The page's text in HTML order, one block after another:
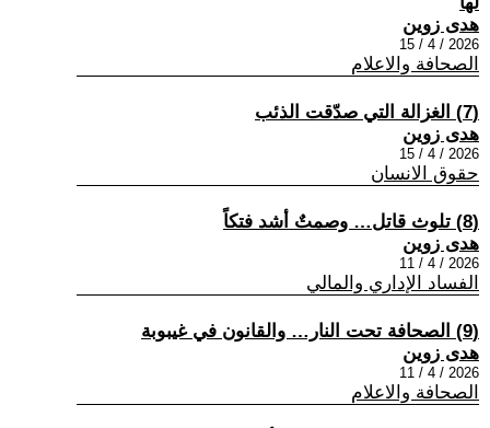
هدى زوين
2026 / 4 / 15
الصحافة والاعلام
(7) الغزالة التي صدّقت الذئب
هدى زوين
2026 / 4 / 15
حقوق الانسان
(8) تلوث قاتل… وصمتٌ أشد فتكاً
هدى زوين
2026 / 4 / 11
الفساد الإداري والمالي
(9) الصحافة تحت النار… والقانون في غيبوبة
هدى زوين
2026 / 4 / 11
الصحافة والاعلام